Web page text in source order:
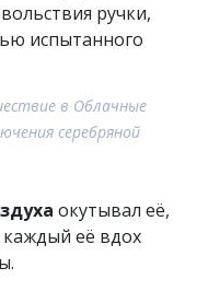
ручки,
испытанного
в Облачные
серебряной
окутывал её,
каждый её вдох